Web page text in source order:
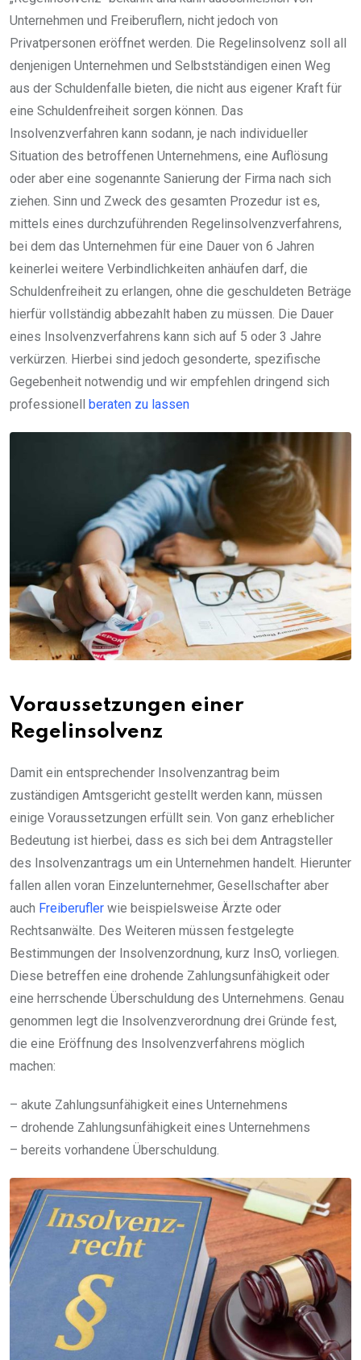
Unternehmen und Freiberuflern, nicht jedoch von
Privatpersonen eröffnet werden. Die Regelinsolvenz soll all
denjenigen Unternehmen und Selbstständigen einen Weg
aus der Schuldenfalle bieten, die nicht aus eigener Kraft für
eine Schuldenfreiheit sorgen können. Das
Insolvenzverfahren kann sodann, je nach individueller
Situation des betroffenen Unternehmens, eine Auflösung
oder aber eine sogenannte Sanierung der Firma nach sich
ziehen. Sinn und Zweck des gesamten Prozedur ist es,
mittels eines durchzuführenden Regelinsolvenzverfahrens,
bei dem das Unternehmen für eine Dauer von 6 Jahren
keinerlei weitere Verbindlichkeiten anhäufen darf, die
Schuldenfreiheit zu erlangen, ohne die geschuldeten Beträge
hierfür vollständig abbezahlt haben zu müssen. Die Dauer
eines Insolvenzverfahrens kann sich auf 5 oder 3 Jahre
verkürzen. Hierbei sind jedoch gesonderte, spezifische
Gegebenheit notwendig und wir empfehlen dringend sich
professionell
beraten zu lassen
Voraussetzungen einer
Regelinsolvenz
Damit ein entsprechender Insolvenzantrag beim
zuständigen Amtsgericht gestellt werden kann, müssen
einige Voraussetzungen erfüllt sein. Von ganz erheblicher
Bedeutung ist hierbei, dass es sich bei dem Antragsteller
des Insolvenzantrags um ein Unternehmen handelt. Hierunter
fallen allen voran Einzelunternehmer, Gesellschafter aber
auch Freiberufler wie beispielsweise Ärzte oder
Rechtsanwälte. Des Weiteren müssen festgelegte
Bestimmungen der Insolvenzordnung, kurz InsO, vorliegen.
Diese betreffen eine drohende Zahlungsunfähigkeit oder
eine herrschende Überschuldung des Unternehmens. Genau
genommen legt die Insolvenzverordnung drei Gründe fest,
die eine Eröffnung des Insolvenzverfahrens möglich
machen:
– akute Zahlungsunfähigkeit eines Unternehmens
– drohende Zahlungsunfähigkeit eines Unternehmens
– bereits vorhandene Überschuldung.